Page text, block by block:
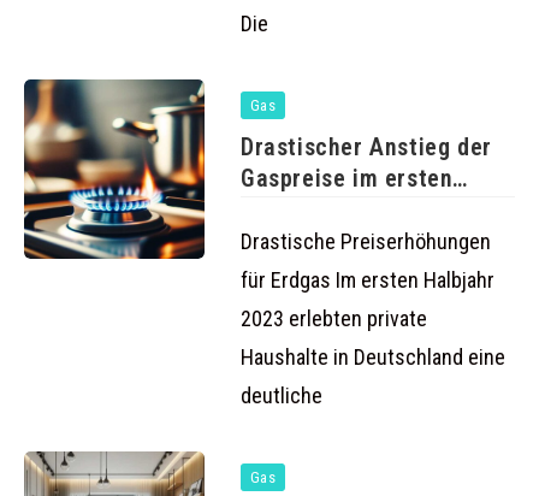
Die
Gas
Drastischer Anstieg der
Gaspreise im ersten
Drastische Preiserhöhungen
für Erdgas Im ersten Halbjahr
2023 erlebten private
Haushalte in Deutschland eine
deutliche
Gas